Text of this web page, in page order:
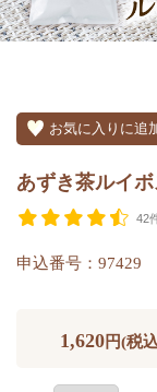
お気に入りに追
あずき茶ルイ
42
申込番号：97429
1,620円(税